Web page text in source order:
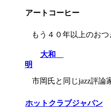
アートコーヒー
もう４０年以上のお
大和
明
市岡氏と同じjazz評論
ホットクラブジャパン